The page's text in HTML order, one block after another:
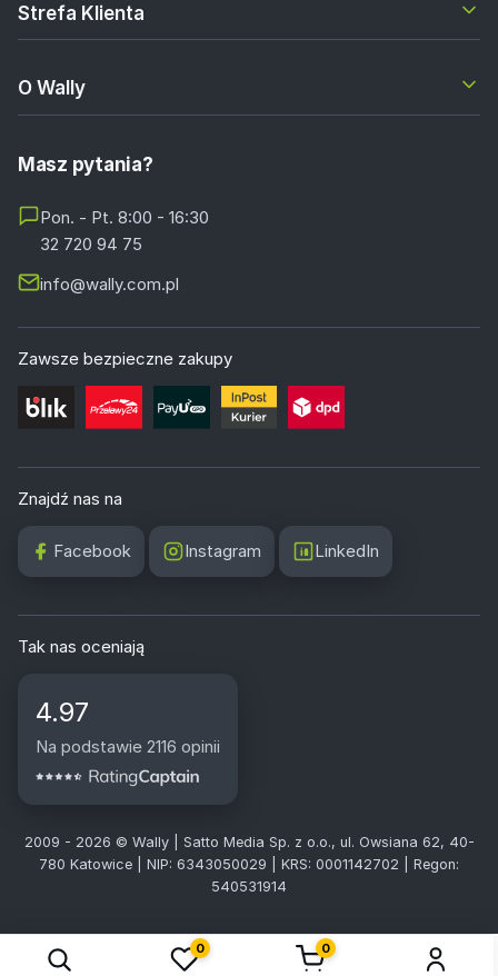
Strefa Klienta
O Wally
Masz pytania?
Pon. - Pt. 8:00 - 16:30
32 720 94 75
info@wally.com.pl
Zawsze bezpieczne zakupy
Znajdź nas na
Facebook Instagram LinkedIn
Tak nas oceniają
4.97
Na podstawie 2116 opinii
2009 - 2026 © Wally | Satto Media Sp. z o.o., ul. Owsiana 62, 40-
780 Katowice | NIP: 6343050029 | KRS: 0001142702 | Regon:
540531914
0 0